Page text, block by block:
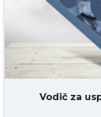
Vodič za